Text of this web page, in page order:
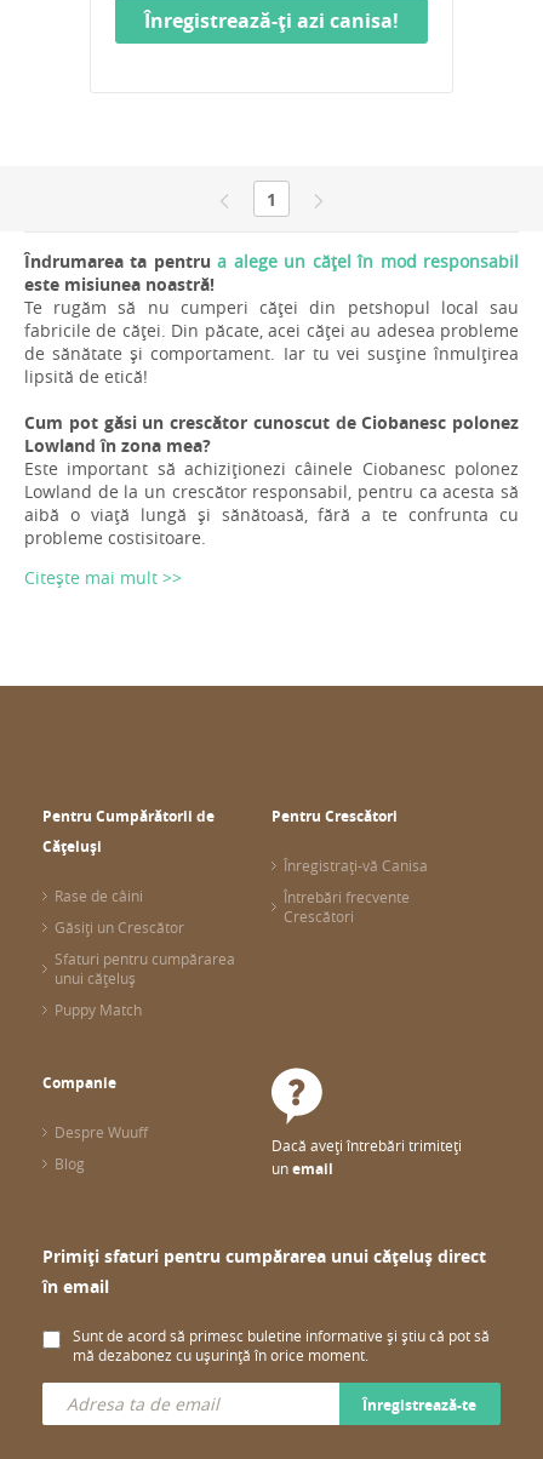
Înregistrează-ți azi canisa!
1
Îndrumarea ta pentrua alege un cățel în mod responsabil
este misiunea noastră!
Te rugăm să nu cumperi căței din petshopul local sau
fabricile de căței. Din păcate, acei căței au adesea probleme
de sănătate și comportament. Iar tu vei susține înmulțirea
lipsită de etică!
Cum pot găsi un crescător cunoscut de Ciobanesc polonez
Lowland în zona mea?
Este important să achiziționezi câinele Ciobanesc polonez
Lowland de la un crescător responsabil, pentru ca acesta să
aibă o viață lungă și sănătoasă, fără a te confrunta cu
probleme costisitoare.
Citește mai mult >>
Pentru Cumpărătorii de
Cățeluși
Rase de câini
Găsiți un Crescător
Sfaturi pentru cumpărarea
unui cățeluș
Puppy Match
Pentru Crescători
Înregistrați-vă Canisa
Întrebări frecvente
Crescători
Companie
Despre Wuuff
Blog
Dacă aveți întrebări trimiteți
unemail
Primiți sfaturi pentru cumpărarea unui cățeluș direct
în email
Sunt de acord să primesc buletine informative și știu că pot să
mă dezabonez cu ușurință în orice moment.
Înregistrează-te